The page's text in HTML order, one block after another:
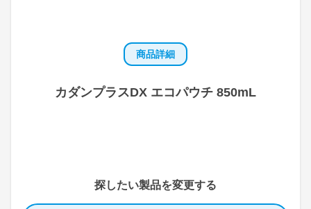
商品詳細
カダンプラスDX エコパウチ 850mL
探したい製品を変更する